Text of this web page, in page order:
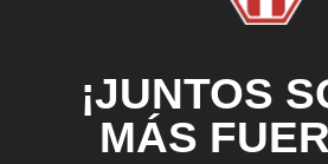
¡JUNTOS
MÁS